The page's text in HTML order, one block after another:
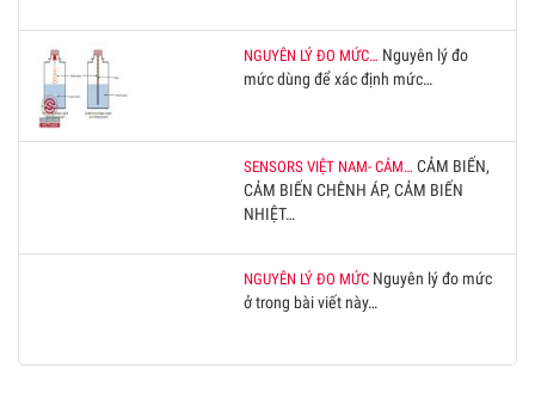
NGUYÊN LÝ ĐO MỨC… Nguyên lý đo
mức dùng để xác định mức…
SENSORS VIỆT NAM- CẢM… CẢM BIẾN,
CẢM BIẾN CHÊNH ÁP, CẢM BIẾN
NHIỆT…
NGUYÊN LÝ ĐO MỨC Nguyên lý đo mức
ở trong bài viết này…